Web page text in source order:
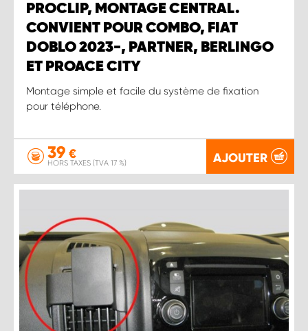
PROCLIP, MONTAGE CENTRAL.
CONVIENT POUR COMBO, FIAT
DOBLO 2023-, PARTNER, BERLINGO
ET PROACE CITY
Montage simple et facile du système de fixation
pour téléphone.
39 €
HORS TAXES (TVA 17 %) AJOUTER